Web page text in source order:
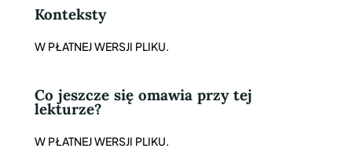
Konteksty
W PŁATNEJ WERSJI PLIKU.
Co jeszcze się omawia przy tej
lekturze?
W PŁATNEJ WERSJI PLIKU.